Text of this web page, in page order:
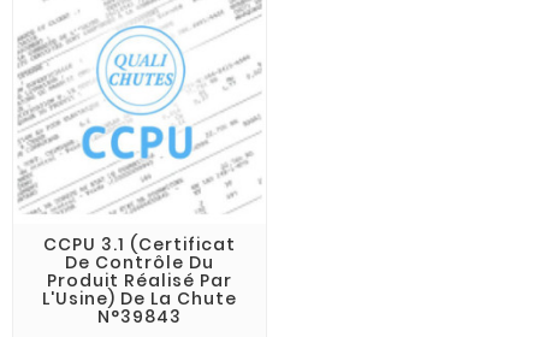
CCPU 3.1 (Certificat
De Contrôle Du
Produit Réalisé Par
L'Usine) De La Chute
N°39843